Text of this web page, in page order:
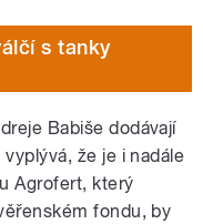
s tanky
Babiše dodávají
že je i nadále
Agrofert, který
fondu, by